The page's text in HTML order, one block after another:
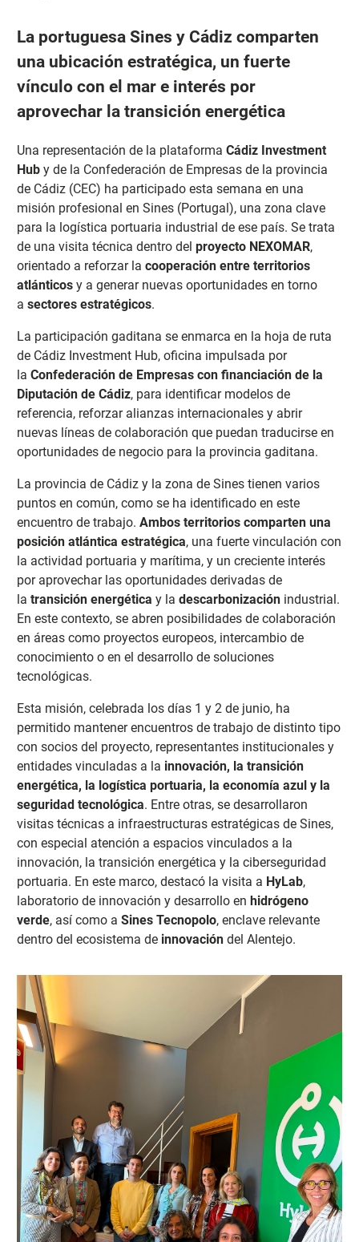
La portuguesa Sines y Cádiz comparten
una ubicación estratégica, un fuerte
vínculo con el mar e interés por
aprovechar la transición energética
Una representación de la plataforma Cádiz Investment
Huby de la Confederación de Empresas de la provincia
de Cádiz (CEC) ha participado esta semana en una
misión profesional en Sines (Portugal), una zona clave
para la logística portuaria industrial de ese país. Se trata
de una visita técnica dentro del proyecto NEXOMAR,
orientado a reforzar la cooperación entre territorios
atlánticosy a generar nuevas oportunidades en torno
a sectores estratégicos.
La participación gaditana se enmarca en la hoja de ruta
de Cádiz Investment Hub, oficina impulsada por
la Confederación de Empresas con financiación de la
Diputación de Cádiz, para identificar modelos de
referencia, reforzar alianzas internacionales y abrir
nuevas líneas de colaboración que puedan traducirse en
oportunidades de negocio para la provincia gaditana.
La provincia de Cádiz y la zona de Sines tienen varios
puntos en común, como se ha identificado en este
encuentro de trabajo. Ambos territorios comparten una
posición atlántica estratégica, una fuerte vinculación con
la actividad portuaria y marítima, y un creciente interés
por aprovechar las oportunidades derivadas de
la transición energética y la descarbonizaciónindustrial.
En este contexto, se abren posibilidades de colaboración
en áreas como proyectos europeos, intercambio de
conocimiento o en el desarrollo de soluciones
tecnológicas.
Esta misión, celebrada los días 1 y 2 de junio, ha
permitido mantener encuentros de trabajo de distinto tipo
con socios del proyecto, representantes institucionales y
entidades vinculadas a la innovación, la transición
energética, la logística portuaria, la economía azul y la
seguridad tecnológica. Entre otras, se desarrollaron
visitas técnicas a infraestructuras estratégicas de Sines,
con especial atención a espacios vinculados a la
innovación, la transición energética y la ciberseguridad
portuaria. En este marco, destacó la visita a HyLab,
laboratorio de innovación y desarrollo en hidrógeno
verde, así como a Sines Tecnopolo, enclave relevante
dentro del ecosistema de innovacióndel Alentejo.